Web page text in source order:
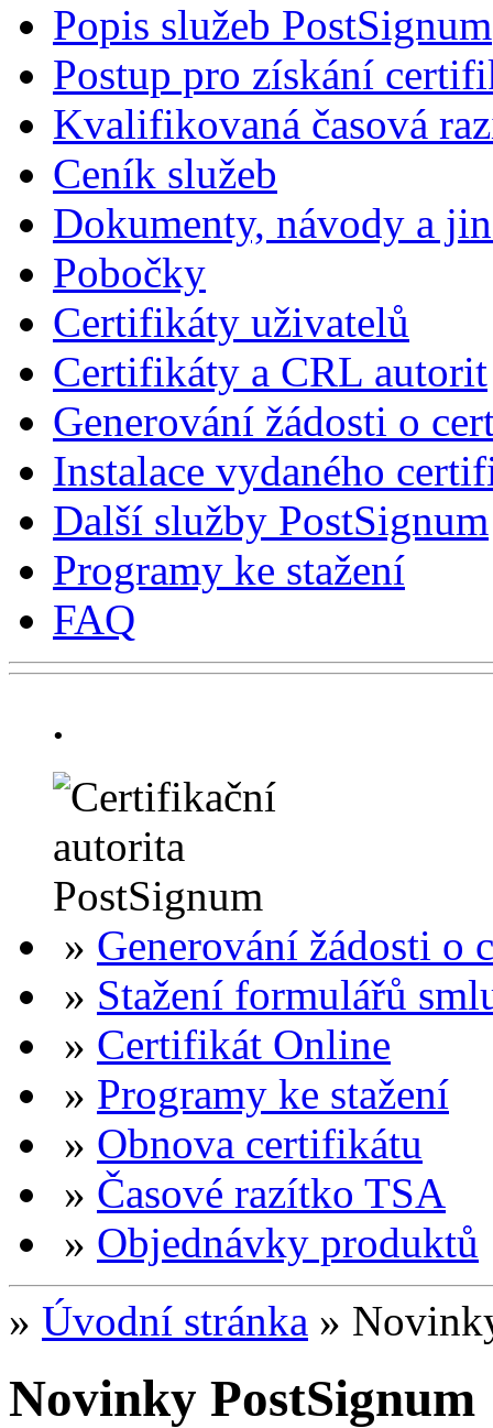
Popis služeb PostSignum
Postup pro získání
Kvalifikovaná časová
Ceník služeb
Dokumenty, návody a
Pobočky
Certifikáty uživatelů
Certifikáty a CRL autorit
Generování žádosti o
Instalace vydaného
Další služby PostSignum
Programy ke stažení
FAQ
.
» Generování žádosti o
» Stažení formulářů
» Certifikát Online
» Programy ke stažení
» Obnova certifikátu
» Časové razítko TSA
» Objednávky produktů
» Úvodní stránka »
Novinky PostSignum